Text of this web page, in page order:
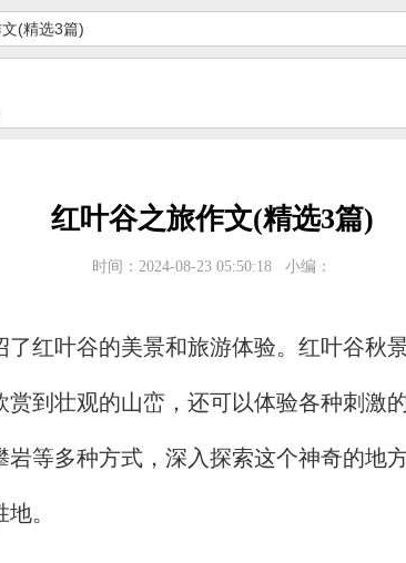
(精选3篇)
红叶谷之旅作文(精选3篇)
时间：2024-08-23 05:50:18 小编：
了红叶谷的美景和旅游体验。红叶谷秋
赏到壮观的山峦，还可以体验各种刺激
岩等多种方式，深入探索这个神奇的地
。